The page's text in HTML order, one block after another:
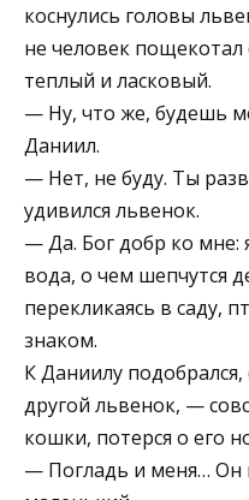
коснулись головы
не человек пощекотал
теплый и ласковый.
— Ну, что же, будешь
Даниил.
— Нет, не буду. Ты
удивился львенок.
— Да. Бог добр ко
вода, о чем шепчутся
перекликаясь в саду,
знаком.
К Даниилу
другой львенок, —
кошки, потерся о его
— Погладь и меня… Он